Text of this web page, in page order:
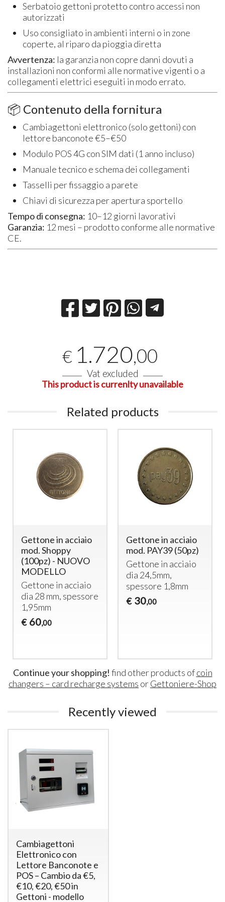
Serbatoio gettoni protetto contro accessi non
autorizzati
Uso consigliato in ambienti interni o in zone
coperte, al riparo da pioggia diretta
Avvertenza: la garanzia non copre danni dovuti a
installazioni non conformi alle normative vigenti o a
collegamenti elettrici eseguiti in modo errato.
📦 Contenuto della fornitura
Cambiagettoni elettronico (solo gettoni) con
lettore banconote €5–€50
Modulo POS 4G con SIM dati (1 anno incluso)
Manuale tecnico e schema dei collegamenti
Tasselli per fissaggio a parete
Chiavi di sicurezza per apertura sportello
Tempo di consegna: 10–12 giorni lavorativi
Garanzia: 12 mesi – prodotto conforme alle normative
CE.
€ 1.720,00
Vat excluded
This product is currenlty unavailable
Related products
Multi-coin shower
timer with ABS
enclosure and 12V
DC solenoid valve
1 Shower coin timer
– Multi-coin –ABS
enclosure
€ 310
Lettore di
Banconote da
5,10,20 euro -
uscita ad impulsi
Lettore di
Banconote da €
5,10,20
Continue your shopping! find other products ofcoin
changers – card recharge systems orGettoniere-Shop
Recently viewed
Cambiagettoni
Elettronico con
Lettore Banconote e
POS – Cambio da €5,
€10, €20, €50 in
Gettoni - modello